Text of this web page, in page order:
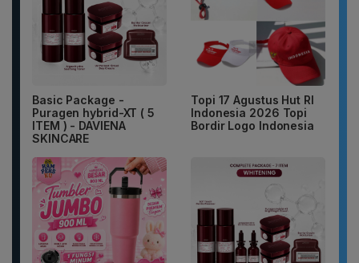
Basic Package -
Puragen hybrid-XT ( 5
ITEM ) - DAVIENA
SKINCARE
Topi 17 Agustus Hut RI
Indonesia 2026 Topi
Bordir Logo Indonesia